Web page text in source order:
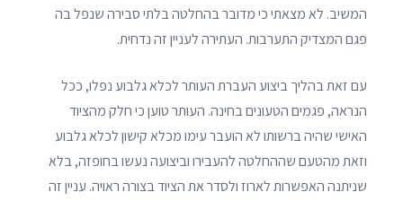
המשיב. לא מצאתי כי מדובר בהחלטה בלתי סבירה שנפל בה
פגם המצדיק התערבות. העתירה לעניין זה נדחית.
עם זאת בהליך ביצוע העברת העותר לכלא גלבוע נפלו, ככל
הנראה, פגמים הטעונים בחינה. העותר טוען כי חלק מהציוד
האישי שהיה ברשותו לא הועבר עימו מכלא קישון לכלא גלבוע
וזאת מהטעם שההחלטה להעבירו וביצועה נעשו בחופזה, בלא
שניתנה האפשרות לארוז ולסדר את הציוד בצורה ראויה. עניין זה